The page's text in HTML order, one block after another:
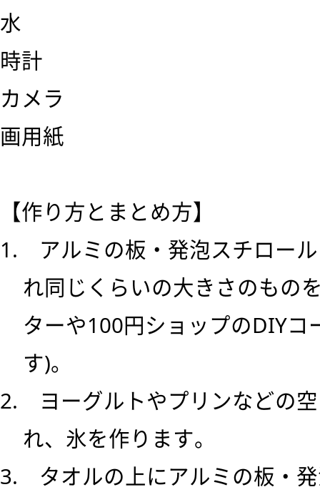
水
時計
カメラ
画用紙
【作り方とまとめ方】
1. アルミの板・発泡スチロー
れ同じくらいの大きさのもの
ターや100円ショップのDIYコ
す)。
2. ヨーグルトやプリンなどの
れ、氷を作ります。
3. タオルの上にアルミの板・